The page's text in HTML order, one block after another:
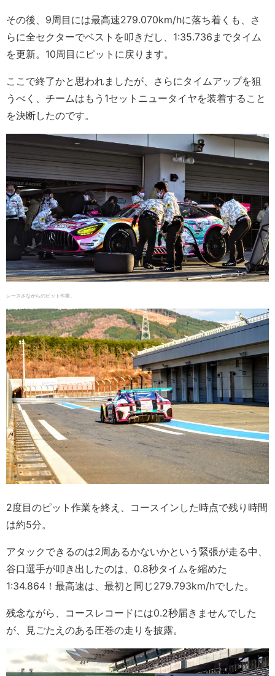
その後、9周目には最高速279.070km/hに落ち着くも、さ
らに全セクターでベストを叩きだし、1:35.736までタイム
を更新。10周目にピットに戻ります。
ここで終了かと思われましたが、さらにタイムアップを狙
うべく、チームはもう1セットニュータイヤを装着すること
を決断したのです。
レースさながらのピット作業。
2度目のピット作業を終え、コースインした時点で残り時間
は約5分。
アタックできるのは2周あるかないかという緊張が走る中、
谷口選手が叩き出したのは、0.8秒タイムを縮めた
1:34.864！最高速は、最初と同じ279.793km/hでした。
残念ながら、コースレコードには0.2秒届きませんでした
が、見ごたえのある圧巻の走りを披露。